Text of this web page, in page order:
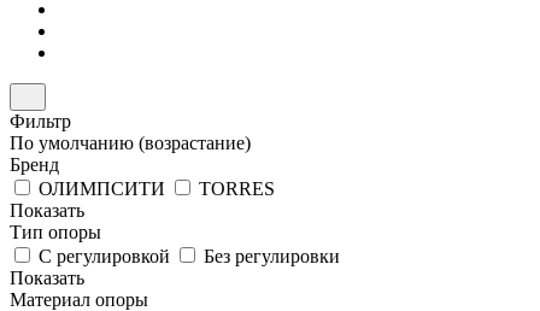
Фильтр
По умолчанию (возрастание)
Бренд
ОЛИМПСИТИ
TORRES
Показать
Тип опоры
С регулировкой
Без регулировки
Показать
Материал опоры